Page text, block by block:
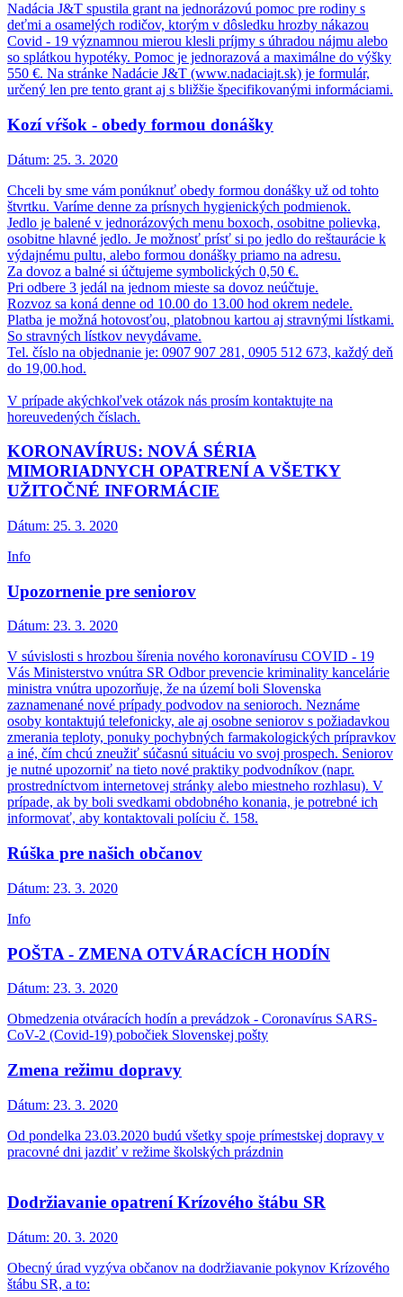
Nadácia J&T spustila grant na jednorázovú pomoc pre rodiny s
deťmi a osamelých rodičov, ktorým v dôsledku hrozby nákazou
Covid - 19 významnou mierou klesli príjmy s úhradou nájmu alebo
so splátkou hypotéky. Pomoc je jednorazová a maximálne do výšky
550 €. Na stránke Nadácie J&T (www.nadaciajt.sk) je formulár,
určený len pre tento grant aj s bližšie špecifikovanými informáciami.
Kozí vŕšok - obedy formou donášky
Dátum: 25. 3. 2020
Chceli by sme vám ponúknuť obedy formou donášky už od tohto
štvrtku. Varíme denne za prísnych hygienických podmienok.
Jedlo je balené v jednorázových menu boxoch, osobitne polievka,
osobitne hlavné jedlo. Je možnosť prísť si po jedlo do reštaurácie k
výdajnému pultu, alebo formou donášky priamo na adresu.
Za dovoz a balné si účtujeme symbolických 0,50 €.
Pri odbere 3 jedál na jednom mieste sa dovoz neúčtuje.
Rozvoz sa koná denne od 10.00 do 13.00 hod okrem nedele.
Platba je možná hotovosťou, platobnou kartou aj stravnými lístkami.
So stravných lístkov nevydávame.
Tel. číslo na objednanie je: 0907 907 281, 0905 512 673, každý deň
do 19,00.hod.
V prípade akýchkoľvek otázok nás prosím kontaktujte na
horeuvedených číslach.
KORONAVÍRUS: NOVÁ SÉRIA
MIMORIADNYCH OPATRENÍ A VŠETKY
UŽITOČNÉ INFORMÁCIE
Dátum: 25. 3. 2020
Info
Upozornenie pre seniorov
Dátum: 23. 3. 2020
V súvislosti s hrozbou šírenia nového koronavírusu COVID - 19
Vás Ministerstvo vnútra SR Odbor prevencie kriminality kancelárie
ministra vnútra upozorňuje, že na území boli Slovenska
zaznamenané nové prípady podvodov na senioroch. Neznáme
osoby kontaktujú telefonicky, ale aj osobne seniorov s požiadavkou
zmerania teploty, ponuky pochybných farmakologických prípravkov
a iné, čím chcú zneužiť súčasnú situáciu vo svoj prospech. Seniorov
je nutné upozorniť na tieto nové praktiky podvodníkov (napr.
prostredníctvom internetovej stránky alebo miestneho rozhlasu). V
prípade, ak by boli svedkami obdobného konania, je potrebné ich
informovať, aby kontaktovali políciu č. 158.
Rúška pre našich občanov
Dátum: 23. 3. 2020
Info
POŠTA - ZMENA OTVÁRACÍCH HODÍN
Dátum: 23. 3. 2020
Obmedzenia otváracích hodín a prevádzok - Coronavírus SARS-
CoV-2 (Covid-19) pobočiek Slovenskej pošty
Zmena režimu dopravy
Dátum: 23. 3. 2020
Od pondelka 23.03.2020 budú všetky spoje prímestskej dopravy v
pracovné dni jazdiť v režime školských prázdnin
Dodržiavanie opatrení Krízového štábu SR
Dátum: 20. 3. 2020
Obecný úrad vyzýva občanov na dodržiavanie pokynov Krízového
štábu SR, a to: